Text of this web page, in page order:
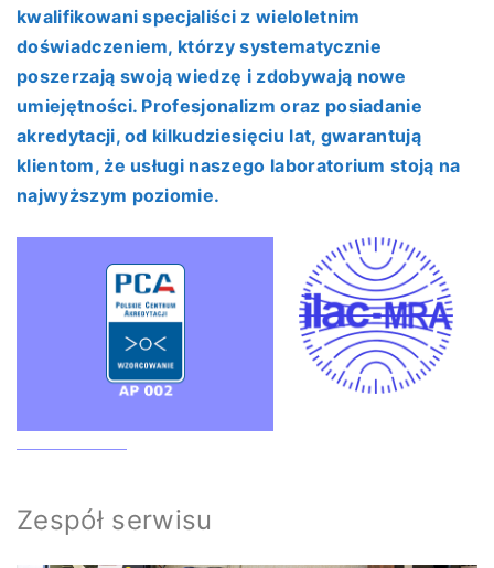
kwalifikowani specjaliści z wieloletnim
doświadczeniem, którzy systematycznie
poszerzają swoją wiedzę i zdobywają nowe
umiejętności. Profesjonalizm oraz posiadanie
akredytacji, od kilkudziesięciu lat, gwarantują
klientom, że usługi naszego laboratorium stoją na
najwyższym poziomie.
Zespół serwisu